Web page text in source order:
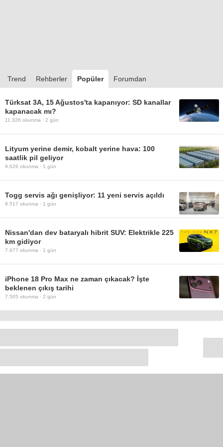
Trend Rehberler Popüler Forumdan
Türksat 3A, 15 Ağustos'ta kapanıyor: SD kanallar
kapanacak mı?
11.326 okunma · 2 gün
Lityum yerine demir, kobalt yerine hava: 100
saatlik pil geliyor
9.626 okunma · 1 gün
Togg servis ağı genişliyor: 11 yeni servis açıldı
9.517 okunma · 1 gün
Nissan'dan dev bataryalı hibrit SUV: Elektrikle 225
km gidiyor
7.977 okunma · 1 gün
iPhone 18 Pro Max ne zaman çıkacak? İşte
beklenen çıkış tarihi
7.505 okunma · 2 gün